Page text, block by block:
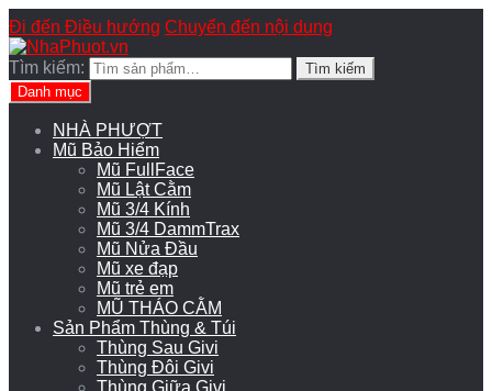
Đi đến Điều hướng Chuyển đến nội dung
Tìm kiếm:
Tìm kiếm
Danh mục
NHÀ PHƯỢT
Mũ Bảo Hiểm
Mũ FullFace
Mũ Lật Cằm
Mũ 3/4 Kính
Mũ 3/4 DammTrax
Mũ Nửa Đầu
Mũ xe đạp
Mũ trẻ em
MŨ THÁO CẰM
Sản Phẩm Thùng & Túi
Thùng Sau Givi
Thùng Đôi Givi
Thùng Giữa Givi